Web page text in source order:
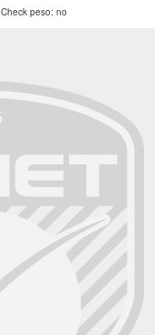
Check peso: no